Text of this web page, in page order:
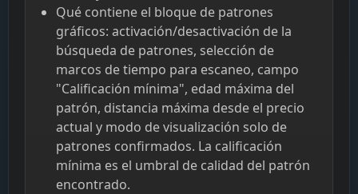
Qué contiene el bloque de patrones
gráficos: activación/desactivación de la
búsqueda de patrones, selección de
marcos de tiempo para escaneo, campo
"Calificación mínima", edad máxima del
patrón, distancia máxima desde el precio
actual y modo de visualización solo de
patrones confirmados. La calificación
mínima es el umbral de calidad del patrón
encontrado.